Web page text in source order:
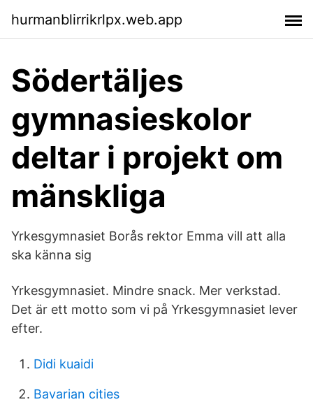
hurmanblirrikrlpx.web.app
Södertäljes
gymnasieskolor
deltar i projekt om
mänskliga
Yrkesgymnasiet Borås rektor Emma vill att alla
ska känna sig
Yrkesgymnasiet. Mindre snack. Mer verkstad.
Det är ett motto som vi på Yrkesgymnasiet lever
efter.
Didi kuaidi
Bavarian cities